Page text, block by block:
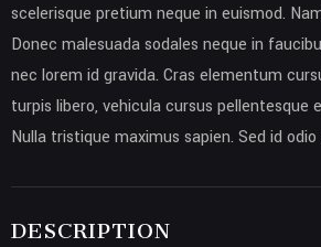
scelerisque pretium neque in euismod.
Donec malesuada sodales neque in
nec lorem id gravida. Cras elementum
turpis libero, vehicula cursus pellentesque
Nulla tristique maximus sapien. Sed id odio
DESCRIPTION